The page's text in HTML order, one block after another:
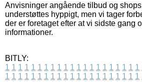
Anvisninger angående tilbud og
understøttes hyppigt, men vi tager
der er foretaget efter at vi sidste gang
informationer.
BITLY:
1 1 1 1 1 1 1 1 1 1 1 1 1 1 1 1 1 1 1 1 1
1 1 1 1 1 1 1 1 1 1 1 1 1 1 1 1 1 1 1 1 1